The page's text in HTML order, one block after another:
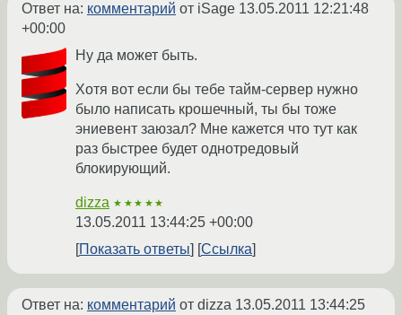
Ответ на: комментарий от iSage 13.05.2011 12:21:48
+00:00
Ну да может быть.
Хотя вот если бы тебе тайм-сервер нужно
было написать крошечный, ты бы тоже
эниевент заюзал? Мне кажется что тут как
раз быстрее будет однотредовый
блокирующий.
dizza ★★★★★
13.05.2011 13:44:25 +00:00
Показать ответы
Ссылка
Ответ на: комментарий от dizza 13.05.2011 13:44:25